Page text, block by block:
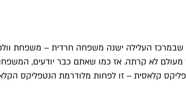
העלילה ישנה משפחה חרדית – משפחת
מעולם לא קרתה. אז כמו שאתם כבר יודעים,
קלאסית – זו לפחות מלודרמת הנטפליקס